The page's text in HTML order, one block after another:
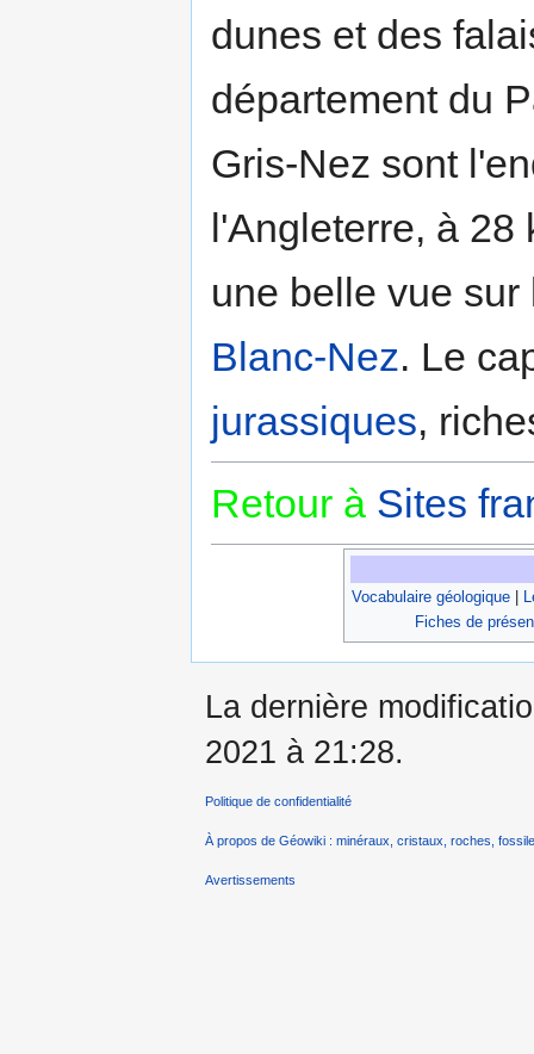
dunes et des
département du
Gris-Nez sont
l'Angleterre, à
une belle vue
Blanc-Nez. Le
jurassiques,
Retour à Sites
Vocabulaire géologique|
Fiches de
La dernière
2021 à 21:28.
Politique de confidentialité
À propos de Géowiki : minéraux, cristaux, roches,
Avertissements